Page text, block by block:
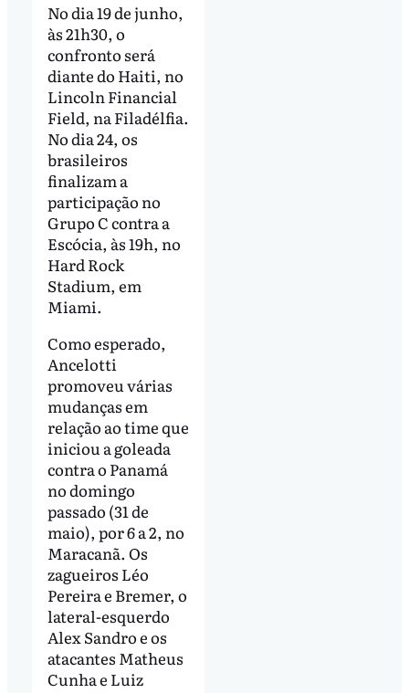
No dia 19 de junho,
às 21h30, o
confronto será
diante do Haiti, no
Lincoln Financial
Field, na Filadélfia.
No dia 24, os
brasileiros
finalizam a
participação no
Grupo C contra a
Escócia, às 19h, no
Hard Rock
Stadium, em
Miami.
Como esperado,
Ancelotti
promoveu várias
mudanças em
relação ao time que
iniciou a goleada
contra o Panamá
no domingo
passado (31 de
maio), por 6 a 2, no
Maracanã. Os
zagueiros Léo
Pereira e Bremer, o
lateral-esquerdo
Alex Sandro e os
atacantes Matheus
Cunha e Luiz